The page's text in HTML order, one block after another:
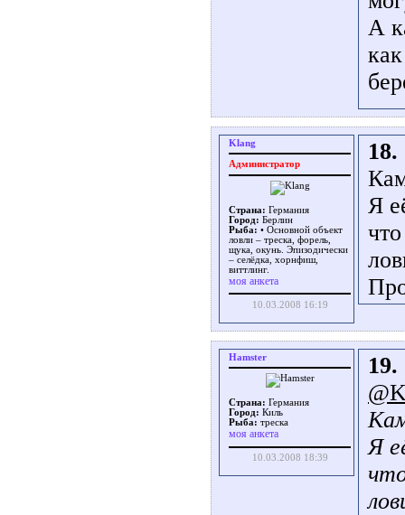
А
Klang
Администратор
Страна: Германия
Город: Берлин
Рыба: • Основной объект
ловли – треска, форель,
щука, окунь. Эпизодически
– селёдка, хорнфиш,
виттлинг.
моя анкета
10.03.2008 16:19
18.
Я
Hamster
Страна: Германия
Город: Киль
Рыба: треска
моя анкета
10.03.2008 18:39
19.
Я